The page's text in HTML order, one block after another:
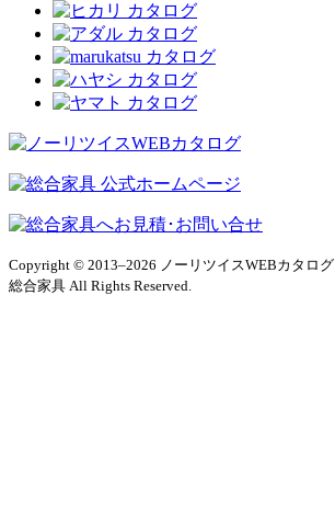
Copyright © 2013–2026 ノーリツイスWEBカタログ
総合家具 All Rights Reserved.